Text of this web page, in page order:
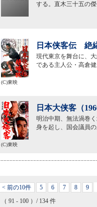
する。直木三十五の
日本侠客伝 絶
現代東京を舞台に、
である主人公・高倉
(C)東映
日本大侠客（
明治中期、無法渦巻
身を起し、国会議員
(C)東映
< 前の10件 5 6 7 8 9
（ 91 - 100 ）/ 134 件